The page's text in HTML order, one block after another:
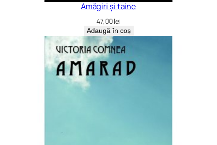
Amăgiri și taine
47,00lei
Adaugă în coș